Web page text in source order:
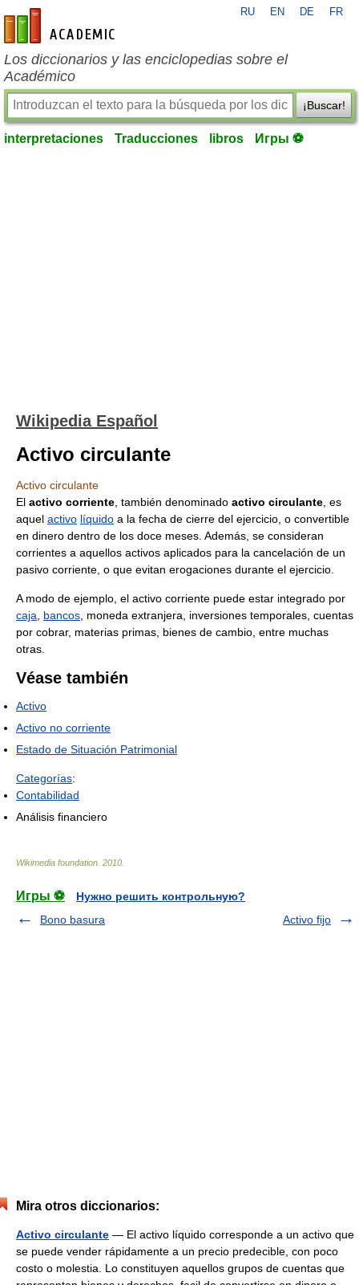
es-academic.com
RU EN DE FR
Los diccionarios y las enciclopedias sobre el
Académico
¡Buscar!
interpretaciones Traducciones libros Игры ⚽
Wikipedia Español
Activo circulante
Activo circulante
El activo corriente , también denominado activo circulante , es
aquel activo líquido a la fecha de cierre del ejercicio, o convertible
en dinero dentro de los doce meses. Además, se consideran
corrientes a aquellos activos aplicados para la cancelación de un
pasivo corriente, o que evitan erogaciones durante el ejercicio.
A modo de ejemplo, el activo corriente puede estar integrado por
caja
bancos , moneda extranjera, inversiones temporales, cuentas
por cobrar, materias primas, bienes de cambio, entre muchas
otras.
Véase también
Activo
Activo no corriente
Estado de Situación Patrimonial
Categorías:
Contabilidad
Análisis financiero
Wikimedia foundation 2010
Игры ⚽
Нужно решить контрольную?
Bono basura
Activo fijo
Mira otros diccionarios:
Activo circulante — El activo líquido corresponde a un activo que
se puede vender rápidamente a un precio predecible, con poco
costo o molestia. Lo constituyen aquellos grupos de cuentas que